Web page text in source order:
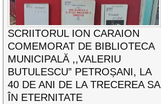
SCRIITORUL ION CARAION
COMEMORAT DE BIBLIOTECA
MUNICIPALĂ ,,VALERIU
BUTULESCU” PETROȘANI, LA
40 DE ANI DE LA TRECEREA SA
ÎN ETERNITATE